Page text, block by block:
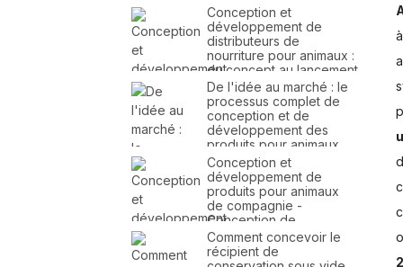
Conception et
développement de
distributeurs de
nourriture pour animaux :
du concept au lancement
du produit
De l'idée au marché : le
processus complet de
conception et de
développement des
produits pour animaux
de compagnie
Conception et
développement de
produits pour animaux
de compagnie -
Conception de
distributeurs de
nourriture pour animaux -
Conception de
Comment concevoir le
récipient de